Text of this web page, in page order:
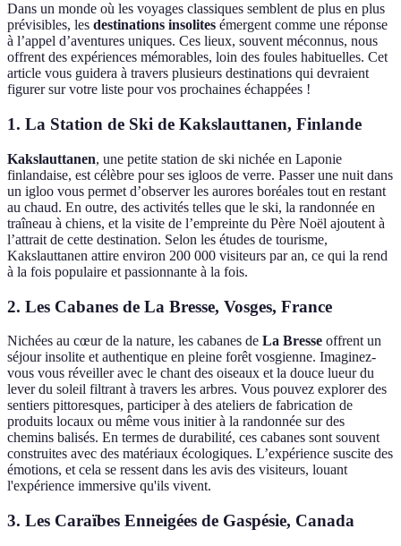
Dans un monde où les voyages classiques semblent de plus en plus
prévisibles, les destinations insolites émergent comme une réponse
à l’appel d’aventures uniques. Ces lieux, souvent méconnus, nous
offrent des expériences mémorables, loin des foules habituelles. Cet
article vous guidera à travers plusieurs destinations qui devraient
figurer sur votre liste pour vos prochaines échappées !
1. La Station de Ski de Kakslauttanen, Finlande
Kakslauttanen, une petite station de ski nichée en Laponie
finlandaise, est célèbre pour ses igloos de verre. Passer une nuit dans
un igloo vous permet d’observer les aurores boréales tout en restant
au chaud. En outre, des activités telles que le ski, la randonnée en
traîneau à chiens, et la visite de l’empreinte du Père Noël ajoutent à
l’attrait de cette destination. Selon les études de tourisme,
Kakslauttanen attire environ 200 000 visiteurs par an, ce qui la rend
à la fois populaire et passionnante à la fois.
2. Les Cabanes de La Bresse, Vosges, France
Nichées au cœur de la nature, les cabanes de La Bresse offrent un
séjour insolite et authentique en pleine forêt vosgienne. Imaginez-
vous vous réveiller avec le chant des oiseaux et la douce lueur du
lever du soleil filtrant à travers les arbres. Vous pouvez explorer des
sentiers pittoresques, participer à des ateliers de fabrication de
produits locaux ou même vous initier à la randonnée sur des
chemins balisés. En termes de durabilité, ces cabanes sont souvent
construites avec des matériaux écologiques. L’expérience suscite des
émotions, et cela se ressent dans les avis des visiteurs, louant
l'expérience immersive qu'ils vivent.
3. Les Caraïbes Enneigées de Gaspésie, Canada